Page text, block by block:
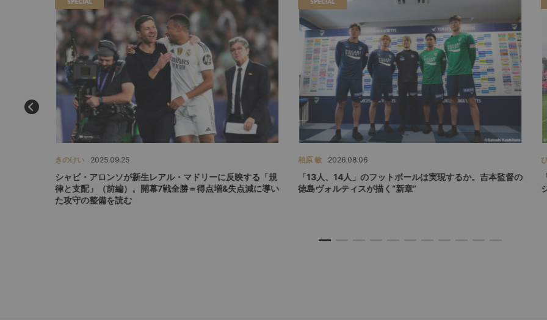
きのけい 2025.09.25
シャビ・アロンソが新生レアル・マドリーに反映する「規
律と支配」（前編）。開幕7戦全勝＝得点増&失点減に導い
た攻守の整備を読む
柏原 敏 2026.08.06
「13人、14人」のフットボールは実現するか。吉本監督の
徳島ヴォルティスが描く“新章”